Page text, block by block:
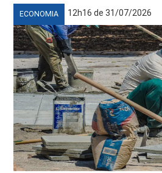
ECONOMIA 12h16 de 31/07/2026